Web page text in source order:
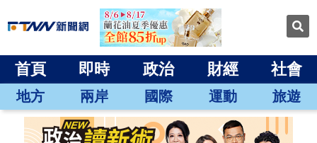
首頁 即時 政治 財經 社會
地方 兩岸 國際 運動 旅遊